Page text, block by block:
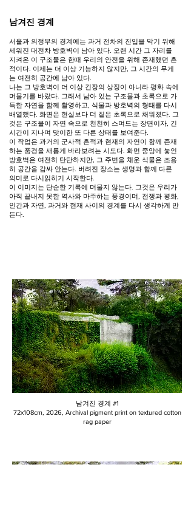
남겨진 경계
서울과 의정부의 경계에는 과거 전차의 진입을 막기 위해
세워진 대전차 방호벽이 남아 있다. 오랜 시간 그 자리를
지켜온 이 구조물은 한때 우리의 안전을 위해 존재했던 흔
적이다. 이제는 더 이상 기능하지 않지만, 그 시간의 무게
는 여전히 공간에 남아 있다.
나는 그 방호벽이 더 이상 긴장의 상징이 아니라 평화 속에
머물기를 바랐다. 그래서 남아 있는 구조물과 초록으로 가
득한 자연을 함께 촬영하고, 식물과 방호벽의 형태를 다시
배열했다. 화면은 현실보다 더 짙은 초록으로 채워졌다. 그
것은 구조물이 자연 속으로 천천히 스며드는 장면이자, 긴
시간이 지나며 맞이한 또 다른 상태를 보여준다.
이 작업은 과거의 군사적 흔적과 현재의 자연이 함께 존재
하는 풍경을 새롭게 바라보려는 시도다. 화면 중앙에 놓인
방호벽은 여전히 단단하지만, 그 주변을 채운 식물은 조용
히 공간을 감싸 안는다. 버려진 장소는 생명과 함께 다른
의미로 다시읽히기 시작한다.
이 이미지는 단순한 기록에 머물지 않는다. 그것은 우리가
아직 끝내지 못한 역사와 마주하는 풍경이며, 전쟁과 평화,
인간과 자연, 과거와 현재 사이의 경계를 다시 생각하게 만
든다.
남겨진 경계 #1
72x108cm, 2026, Archival pigment print on textured cotton
rag paper